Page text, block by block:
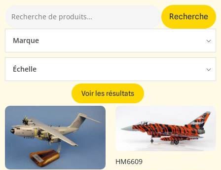
Recherche
Marque
Échelle
Voir les résultats
HM6609